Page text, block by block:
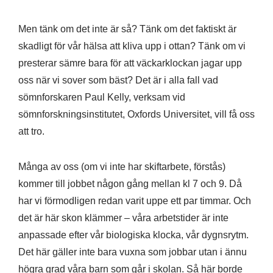
Men tänk om det inte är så? Tänk om det faktiskt är
skadligt för vår hälsa att kliva upp i ottan? Tänk om vi
presterar sämre bara för att väckarklockan jagar upp
oss när vi sover som bäst? Det är i alla fall vad
sömnforskaren Paul Kelly, verksam vid
sömnforskningsinstitutet, Oxfords Universitet, vill få oss
att tro.
Många av oss (om vi inte har skiftarbete, förstås)
kommer till jobbet någon gång mellan kl 7 och 9. Då
har vi förmodligen redan varit uppe ett par timmar. Och
det är här skon klämmer – våra arbetstider är inte
anpassade efter vår biologiska klocka, vår dygnsrytm.
Det här gäller inte bara vuxna som jobbar utan i ännu
högra grad våra barn som går i skolan. Så här borde